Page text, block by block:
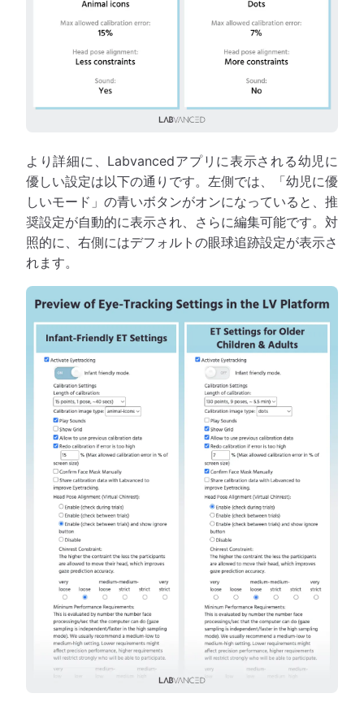
より詳細に、Labvancedアプリに表示される幼児に
優しい設定は以下の通りです。左側では、「幼児に優
しいモード」の青いボタンがオンになっていると、推
奨設定が自動的に表示され、さらに編集可能です。対
照的に、右側にはデフォルトの眼球追跡設定が表示さ
れます。